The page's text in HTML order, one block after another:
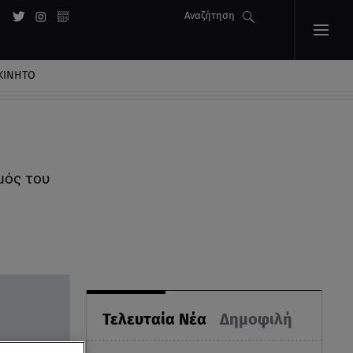
Αναζήτηση
του
Τελευταία Νέα Δημοφιλή